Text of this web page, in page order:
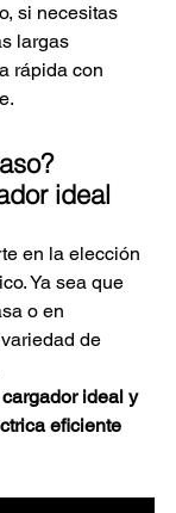
si necesitas
largas
rápida con
ideal
en la elección
Ya sea que
o en
de
ideal y
eficiente